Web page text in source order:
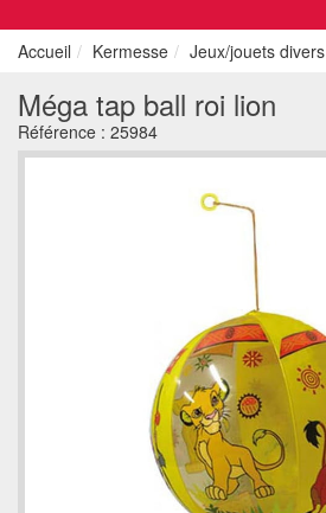
Accueil Kermesse Jeux/jouets divers
Méga tap ball roi lion
Référence : 25984